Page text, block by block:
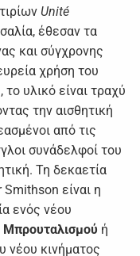
Unité
έθεσαν τα
και σύγχρονης
χρήση του
υλικό είναι τραχύ
την αισθητική
από τις
συνάδελφοί του
Τη δεκαετία
είναι η
ενός νέου
Μπρουταλισμού ή
νέου κινήματος